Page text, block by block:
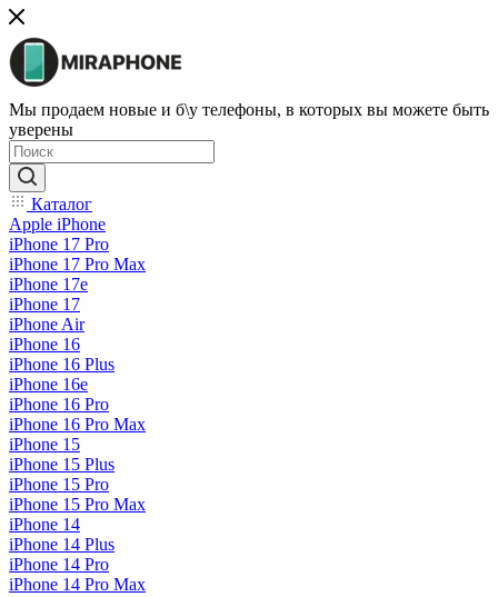
Мы продаем новые и б\у телефоны, в которых вы можете быть
уверены
Каталог
Apple iPhone
iPhone 17 Pro
iPhone 17 Pro Max
iPhone 17e
iPhone 17
iPhone Air
iPhone 16
iPhone 16 Plus
iPhone 16e
iPhone 16 Pro
iPhone 16 Pro Max
iPhone 15
iPhone 15 Plus
iPhone 15 Pro
iPhone 15 Pro Max
iPhone 14
iPhone 14 Plus
iPhone 14 Pro
iPhone 14 Pro Max